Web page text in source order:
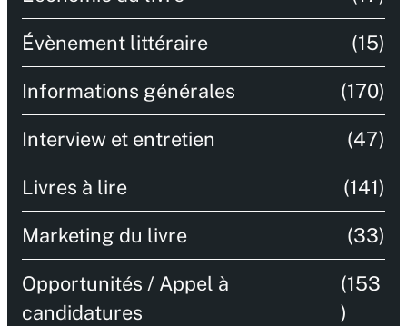
Évènement littéraire (15)
Informations générales (170)
Interview et entretien (47)
Livres à lire (141)
Marketing du livre (33)
Opportunités / Appel à
candidatures
(153
)